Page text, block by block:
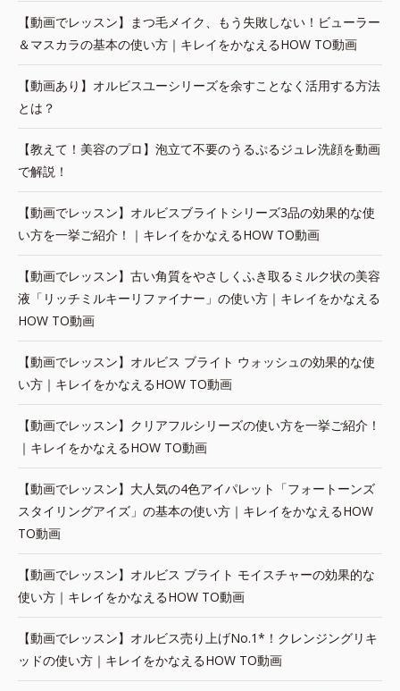
【動画でレッスン】まつ毛メイク、もう失敗しない！ビューラー
＆マスカラの基本の使い方｜キレイをかなえるHOW TO動画
【動画あり】オルビスユーシリーズを余すことなく活用する方法
とは？
【教えて！美容のプロ】泡立て不要のうるぷるジュレ洗顔を動画
で解説！
【動画でレッスン】オルビスブライトシリーズ3品の効果的な使
い方を一挙ご紹介！｜キレイをかなえるHOW TO動画
【動画でレッスン】古い角質をやさしくふき取るミルク状の美容
液「リッチミルキーリファイナー」の使い方｜キレイをかなえる
HOW TO動画
【動画でレッスン】オルビス ブライト ウォッシュの効果的な使
い方｜キレイをかなえるHOW TO動画
【動画でレッスン】クリアフルシリーズの使い方を一挙ご紹介！
｜キレイをかなえるHOW TO動画
【動画でレッスン】大人気の4色アイパレット「フォートーンズ
スタイリングアイズ」の基本の使い方｜キレイをかなえるHOW
TO動画
【動画でレッスン】オルビス ブライト モイスチャーの効果的な
使い方｜キレイをかなえるHOW TO動画
【動画でレッスン】オルビス売り上げNo.1*！クレンジングリキ
ッドの使い方｜キレイをかなえるHOW TO動画